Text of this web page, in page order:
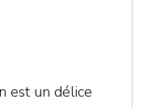
est un délice